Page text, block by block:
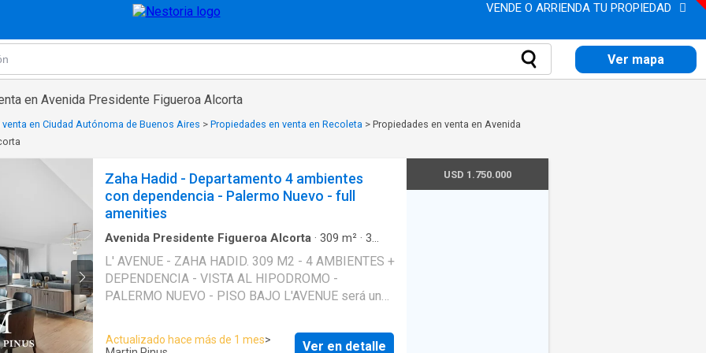
VENDE O ARRIENDA TU PROPIEDAD
Ver mapa
en Avenida Presidente Figueroa Alcorta
en Ciudad Autónoma de Buenos Aires > Propiedades en venta en Recoleta > Propiedades en venta en Avenida
Zaha Hadid - Departamento 4 ambientes
con dependencia - Palermo Nuevo - full
amenities
Avenida Presidente Figueroa Alcorta · 309 m² · 3
Electricidad · Cocina equipada·Gimnasio ·Internet ·
Ascensor·Gas natural·Seguridad·Cuarto de servicio
Pileta
L' AVENUE - ZAHA HADID. 309 M2 - 4 AMBIENTES +
DEPENDENCIA - VISTA AL HIPODROMO -
PALERMO NUEVO - PISO BAJO L'AVENUE será un
residencias exclusivas que cuentan con balcones de
diseño registrado con la firma Zaha Hadid. Sus
Actualizado hace más de 1 mes>
Ver en detalle
USD 1.750.000